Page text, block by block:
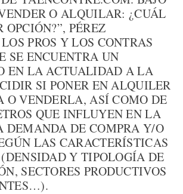
O ALQUILAR: ¿CUÁL
OPCIÓN?”, PÉREZ
PROS Y LOS CONTRAS
SE ENCUENTRA UN
EN LA ACTUALIDAD A LA
SI PONER EN ALQUILER
O VENDERLA, ASÍ COMO DE
QUE INFLUYEN EN LA
DEMANDA DE COMPRA Y/O
LAS CARACTERÍSTICAS
Y TIPOLOGÍA DE
SECTORES PRODUCTIVOS